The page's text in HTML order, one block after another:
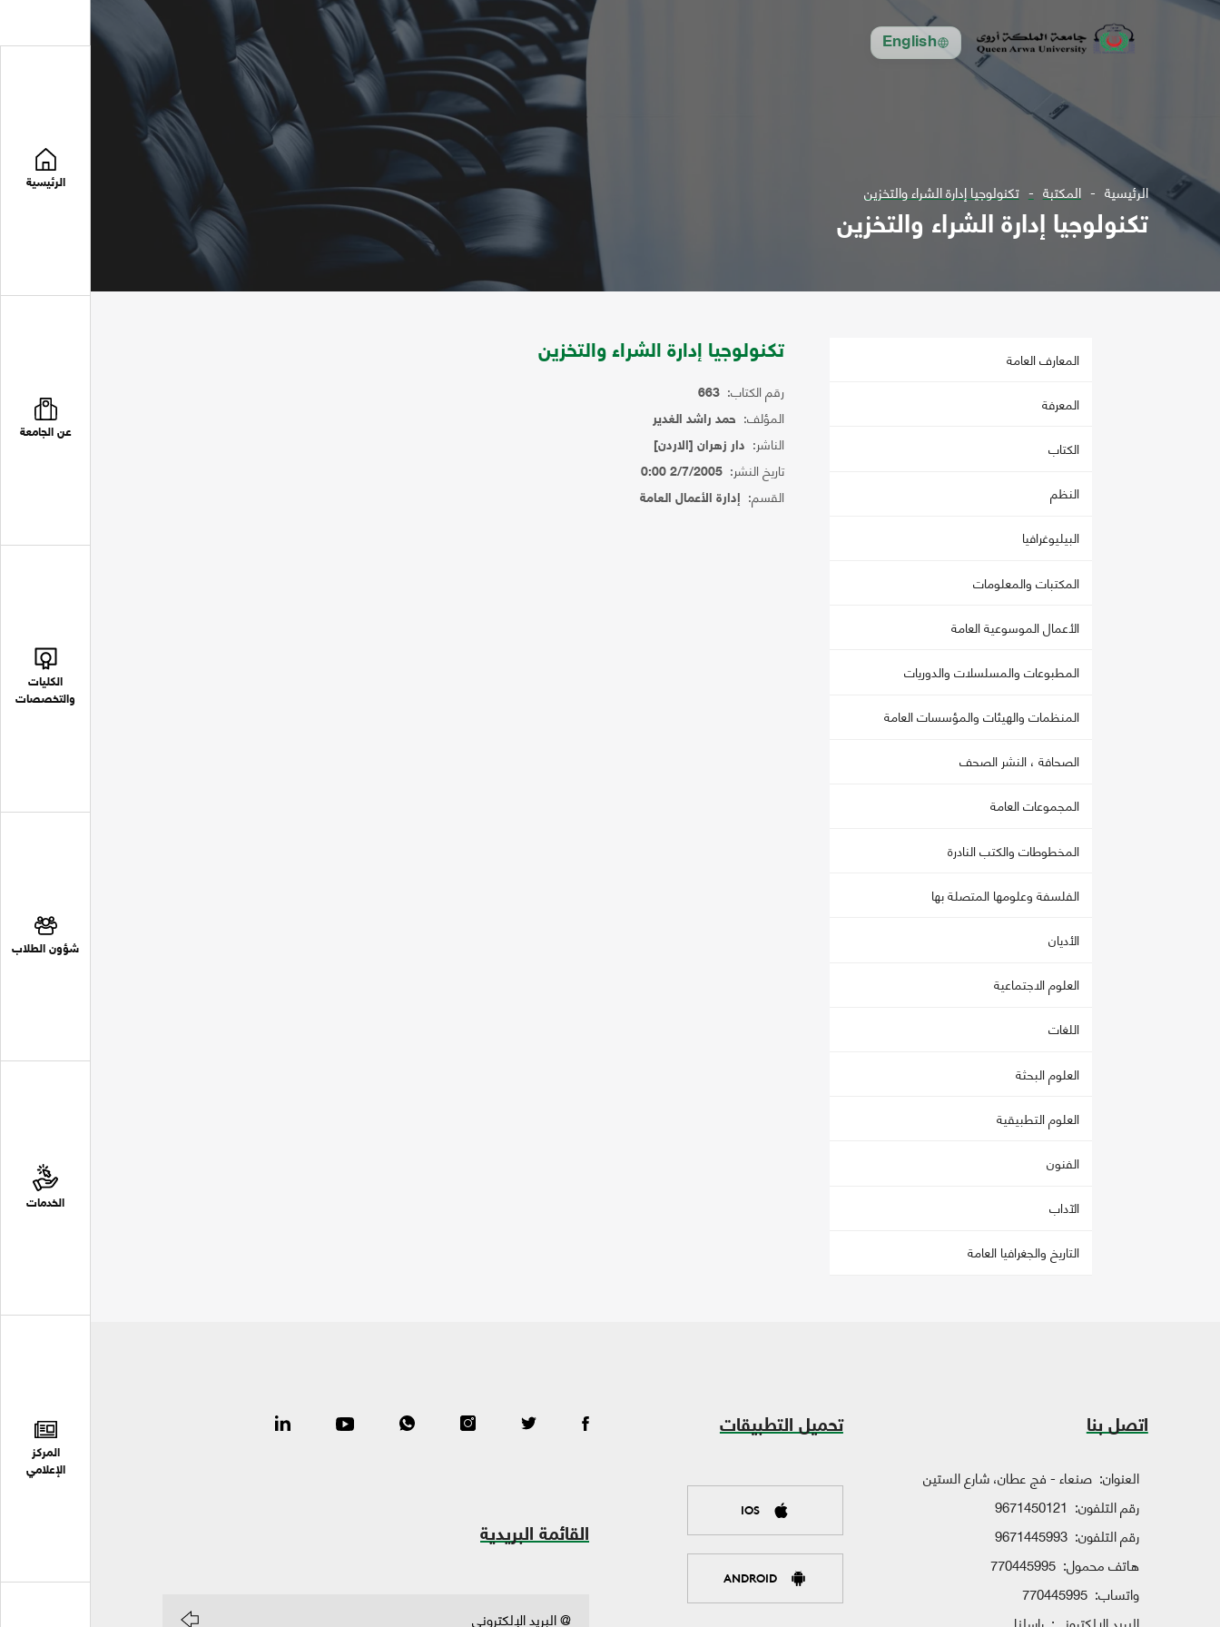
English
الرئيسية
عن الجامعة
الكليات
والتخصصات
شؤون الطلاب
الخدمات
المركز
الإعلامي
الرئيسية المكتبة تكنولوجيا إدارة الشراء والتخزين
تكنولوجيا إدارة الشراء والتخزين
المعارف العامة
المعرفة
الكتاب
النظم
البيليوغرافيا
المكتبات والمعلومات
الأعمال الموسوعية العامة
المطبوعات والمسلسلات والدوريات
المنظمات والهيئات والمؤسسات العامة
الصحافة ، النشر الصحف
المجموعات العامة
المخطوطات والكتب النادرة
الفلسفة وعلومها المتصلة بها
الأديان
العلوم الاجتماعية
اللغات
العلوم البحثة
العلوم التطبيقية
الفنون
الآداب
التاريخ والجغرافيا العامة
تكنولوجيا إدارة الشراء والتخزين
رقم الكتاب: 663
المؤلف: حمد راشد الغدير
الناشر: دار زهران [الاردن]
تاريخ النشر: 2/7/2005 0:00
القسم: إدارة الأعمال العامة
اتصل بنا
العنوان: صنعاء - فج عطان، شارع الستين
رقم التلفون: 9671450121
رقم التلفون: 9671445993
هاتف محمول: 770445995
واتساب: 770445995
تحميل التطبيقات
IOS
ANDROID
القائمة البريدية